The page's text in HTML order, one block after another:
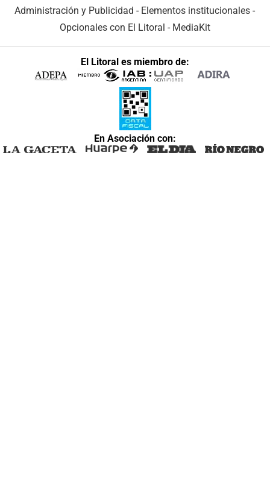
Administración y Publicidad - Elementos institucionales -
Opcionales con El Litoral - MediaKit
El Litoral es miembro de:
En Asociación con: